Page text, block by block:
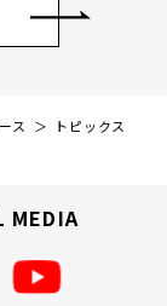
ス
トピックス
MEDIA